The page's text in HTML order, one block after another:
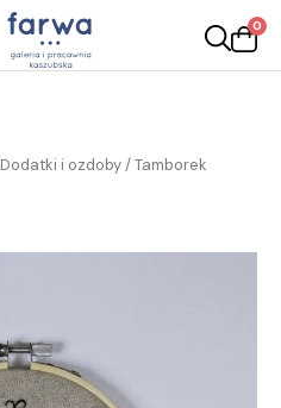
0
Dodatki i ozdoby/ Tamborek